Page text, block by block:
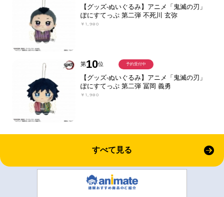
【グッズ-ぬいぐるみ】アニメ「鬼滅の刃」
ぽにすてっぷ 第二弾 不死川 玄弥
￥1,980
第10位
【グッズ-ぬいぐるみ】アニメ「鬼滅の刃」
ぽにすてっぷ 第二弾 冨岡 義勇
￥1,980
予約受付中
すべて見る